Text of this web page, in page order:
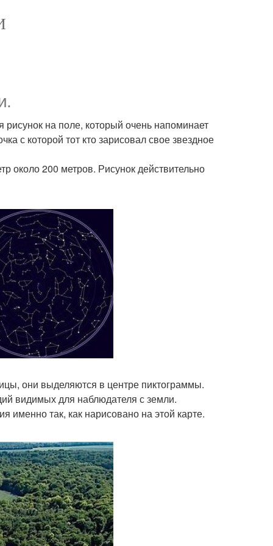
на поле, который очень напоминает
с которой тот кто зарисовал свое звездное
около 200 метров. Рисунок действительно
они выделяются в центре пиктограммы.
видимых для наблюдателя с земли.
именно так, как нарисовано на этой карте.